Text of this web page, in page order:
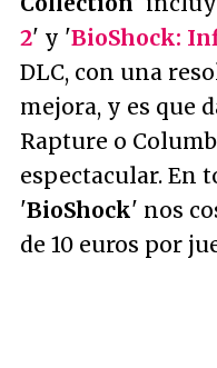
2' y 'BioShock:
DLC, con una
mejora, y es que
Rapture o
espectacular. En
'BioShock' nos
de 10 euros por